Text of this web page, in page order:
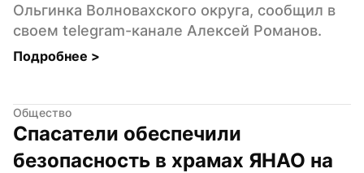
Ольгинка Волновахского округа, сообщил в
своем telegram-канале Алексей Романов.
Подробнее >
Общество
Спасатели обеспечили
безопасность в храмах ЯНАО на